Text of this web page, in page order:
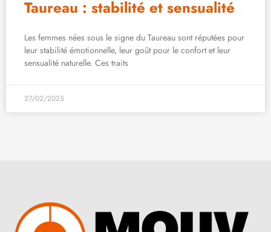
Taureau : stabilité et sensualité
Les femmes nées sous le signe du Taureau sont réputées pour
leur stabilité émotionnelle, leur goût pour le confort et leur
sensualité naturelle. Ces traits
27/02/2025